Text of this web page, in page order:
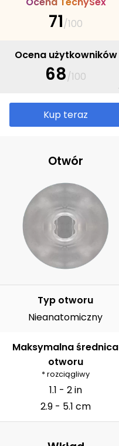
71/100
Ocena użytkowników
68/100
Kup teraz
Otwór
Typ otworu
Nieanatomiczny
Maksymalna średnica
otworu
* rozciągliwy
1.1 - 2 in
2.9 - 5.1 cm